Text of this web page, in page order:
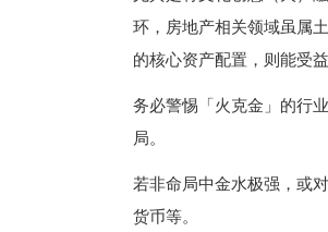
环，房地产相关领域虽属
的核心资产配置，则能受
务必警惕「火克金」的行
局。
若非命局中金水极强，或
货币等。